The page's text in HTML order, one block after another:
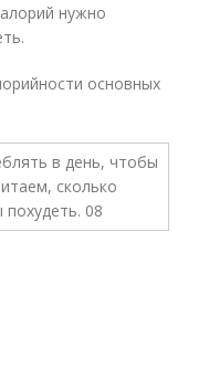
нужно
основных